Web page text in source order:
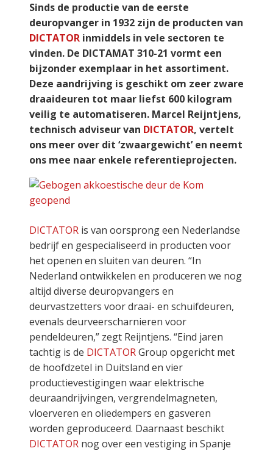
Sinds de productie van de eerste
deuropvanger in 1932 zijn de producten van
DICTATOR inmiddels in vele sectoren te
vinden. De DICTAMAT 310-21 vormt een
bijzonder exemplaar in het assortiment.
Deze aandrijving is geschikt om zeer zware
draaideuren tot maar liefst 600 kilogram
veilig te automatiseren. Marcel Reijntjens,
technisch adviseur van DICTATOR, vertelt
ons meer over dit ‘zwaargewicht’ en neemt
ons mee naar enkele referentieprojecten.
DICTATOR is van oorsprong een Nederlandse
bedrijf en gespecialiseerd in producten voor
het openen en sluiten van deuren. “In
Nederland ontwikkelen en produceren we nog
altijd diverse deuropvangers en
deurvastzetters voor draai- en schuifdeuren,
evenals deurveerscharnieren voor
pendeldeuren,” zegt Reijntjens. “Eind jaren
tachtig is de DICTATORGroup opgericht met
de hoofdzetel in Duitsland en vier
productievestigingen waar elektrische
deuraandrijvingen, vergrendelmagneten,
vloerveren en oliedempers en gasveren
worden geproduceerd. Daarnaast beschikt
DICTATOR nog over een vestiging in Spanje